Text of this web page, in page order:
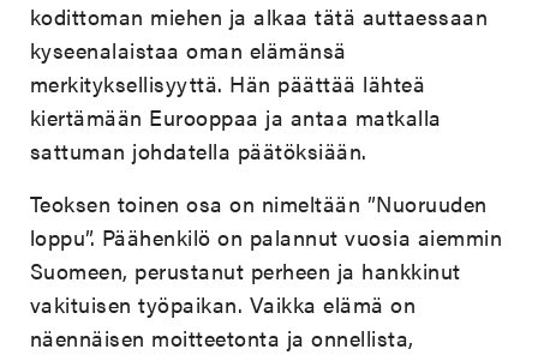
kodittoman miehen ja alkaa tätä auttaessaan
kyseenalaistaa oman elämänsä
merkityksellisyyttä. Hän päättää lähteä
kiertämään Eurooppaa ja antaa matkalla
sattuman johdatella päätöksiään.
Teoksen toinen osa on nimeltään ”Nuoruuden
loppu”. Päähenkilö on palannut vuosia aiemmin
Suomeen, perustanut perheen ja hankkinut
vakituisen työpaikan. Vaikka elämä on
näennäisen moitteetonta ja onnellista,